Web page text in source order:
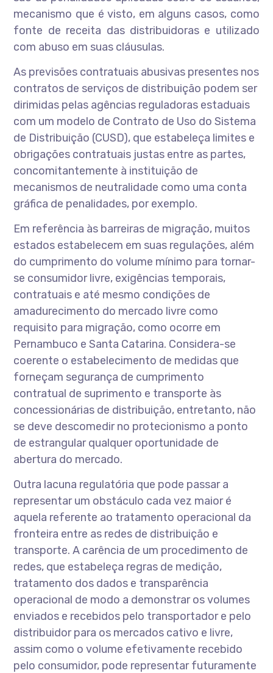
mecanismo que é visto, em alguns casos, como
fonte de receita das distribuidoras e utilizado
com abuso em suas cláusulas.
As previsões contratuais abusivas presentes nos
contratos de serviços de distribuição podem ser
dirimidas pelas agências reguladoras estaduais
com um modelo de Contrato de Uso do Sistema
de Distribuição (CUSD), que estabeleça limites e
obrigações contratuais justas entre as partes,
concomitantemente à instituição de
mecanismos de neutralidade como uma conta
gráfica de penalidades, por exemplo.
Em referência às barreiras de migração, muitos
estados estabelecem em suas regulações, além
do cumprimento do volume mínimo para tornar-
se consumidor livre, exigências temporais,
contratuais e até mesmo condições de
amadurecimento do mercado livre como
requisito para migração, como ocorre em
Pernambuco e Santa Catarina. Considera-se
coerente o estabelecimento de medidas que
forneçam segurança de cumprimento
contratual de suprimento e transporte às
concessionárias de distribuição, entretanto, não
se deve descomedir no protecionismo a ponto
de estrangular qualquer oportunidade de
abertura do mercado.
Outra lacuna regulatória que pode passar a
representar um obstáculo cada vez maior é
aquela referente ao tratamento operacional da
fronteira entre as redes de distribuição e
transporte. A carência de um procedimento de
redes, que estabeleça regras de medição,
tratamento dos dados e transparência
operacional de modo a demonstrar os volumes
enviados e recebidos pelo transportador e pelo
distribuidor para os mercados cativo e livre,
assim como o volume efetivamente recebido
pelo consumidor, pode representar futuramente